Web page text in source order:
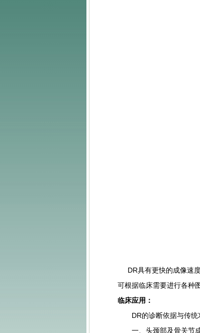
DR具有更快的成像速度
可根据临床需要进行各种
临床应用：
DR的诊断依据与传统X
一、头颈部及骨关节成